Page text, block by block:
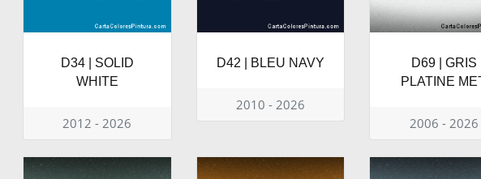
D34 | SOLID
WHITE
2012 - 2026
D42 | BLEU NAVY
2010 - 2026
D69 | GRIS
PLATINE
2006 - 2026